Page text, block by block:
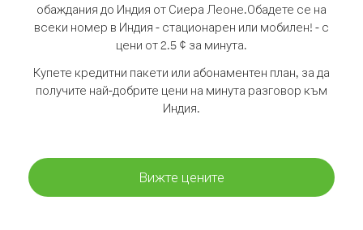
обаждания до Индия от Сиера Леоне.Обадете се на
всеки номер в Индия - стационарен или мобилен! - с
цени от 2.5 ¢ за минута.
Купете кредитни пакети или абонаментен план, за да
получите най-добрите цени на минута разговор към
Индия.
Вижте цените